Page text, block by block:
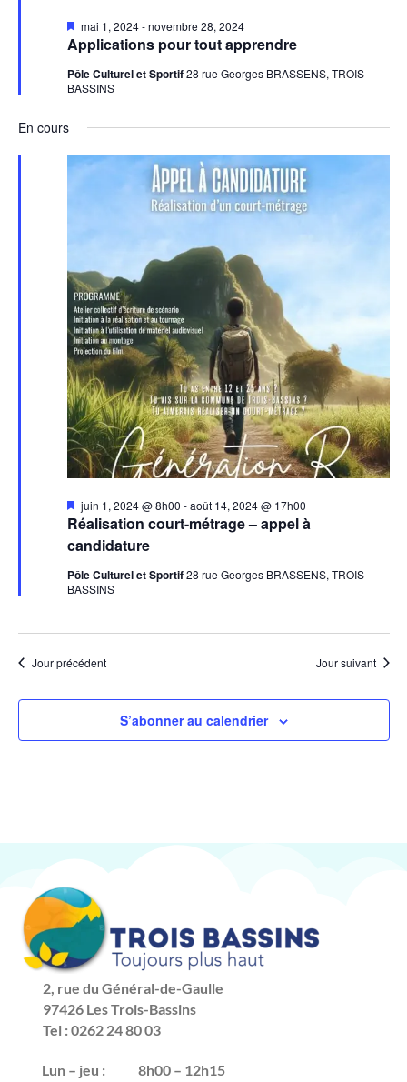
Applications pour tout apprendre
Mis
en
avant
mai 1, 2024-novembre 28, 2024
Pôle Culturel et Sportif28 rue Georges BRASSENS, TROIS
BASSINS
En cours
Réalisation court-métrage – appel à
candidature
Mis
en
avant
juin 1, 2024 @ 8h00 -août 14, 2024 @ 17h00
Pôle Culturel et Sportif28 rue Georges BRASSENS, TROIS
BASSINS
Jour précédent Jour suivant
S’abonner au calendrier
2, rue du Général-de-Gaulle
97426 Les Trois-Bassins
Tel : 0262 24 80 03
Lun – jeu :
8h00 – 12h15